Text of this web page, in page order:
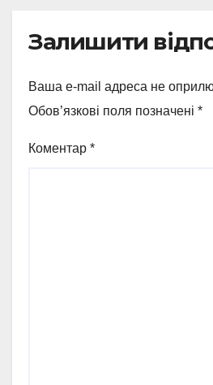
Залишити
Ваша e-mail адреса не
Обов’язкові поля позначені *
Коментар *